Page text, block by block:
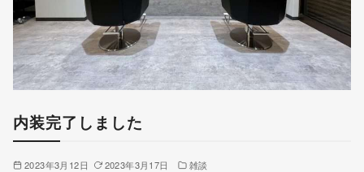
内装完了しました
2023年3月12日 2023年3月17日 雑談